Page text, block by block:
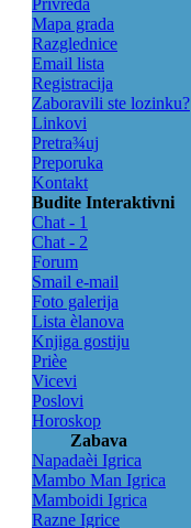
Privreda
Mapa grada
Razglednice
Email lista
Registracija
Zaboravili ste lozinku?
Linkovi
Pretra¾uj
Preporuka
Kontakt
Budite Interaktivni
Chat - 1
Chat - 2
Forum
Smail e-mail
Foto galerija
Lista èlanova
Knjiga gostiju
Prièe
Vicevi
Poslovi
Horoskop
Zabava
Napadaèi Igrica
Mambo Man Igrica
Mamboidi Igrica
Razne Igrice